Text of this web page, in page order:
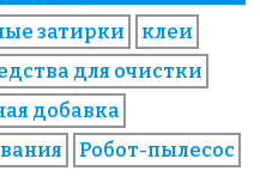
затирки
клеи
для очистки
добавка
Робот-пылесос